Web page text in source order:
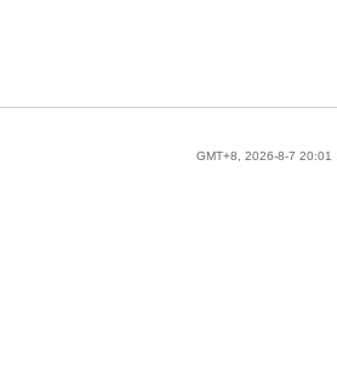
GMT+8, 2026-8-7 20:01